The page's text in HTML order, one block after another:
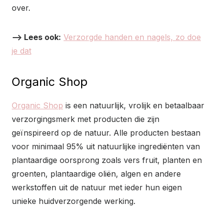
over.
–> Lees ook: Verzorgde handen en nagels, zo doe
je dat
Organic Shop
Organic Shop is een natuurlijk, vrolijk en betaalbaar
verzorgingsmerk met producten die zijn
geïnspireerd op de natuur. Alle producten bestaan
voor minimaal 95% uit natuurlijke ingrediënten van
plantaardige oorsprong zoals vers fruit, planten en
groenten, plantaardige oliën, algen en andere
werkstoffen uit de natuur met ieder hun eigen
unieke huidverzorgende werking.